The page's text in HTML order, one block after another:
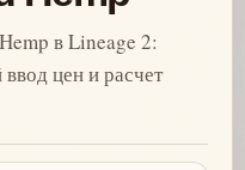
в Lineage 2:
цен и расчет